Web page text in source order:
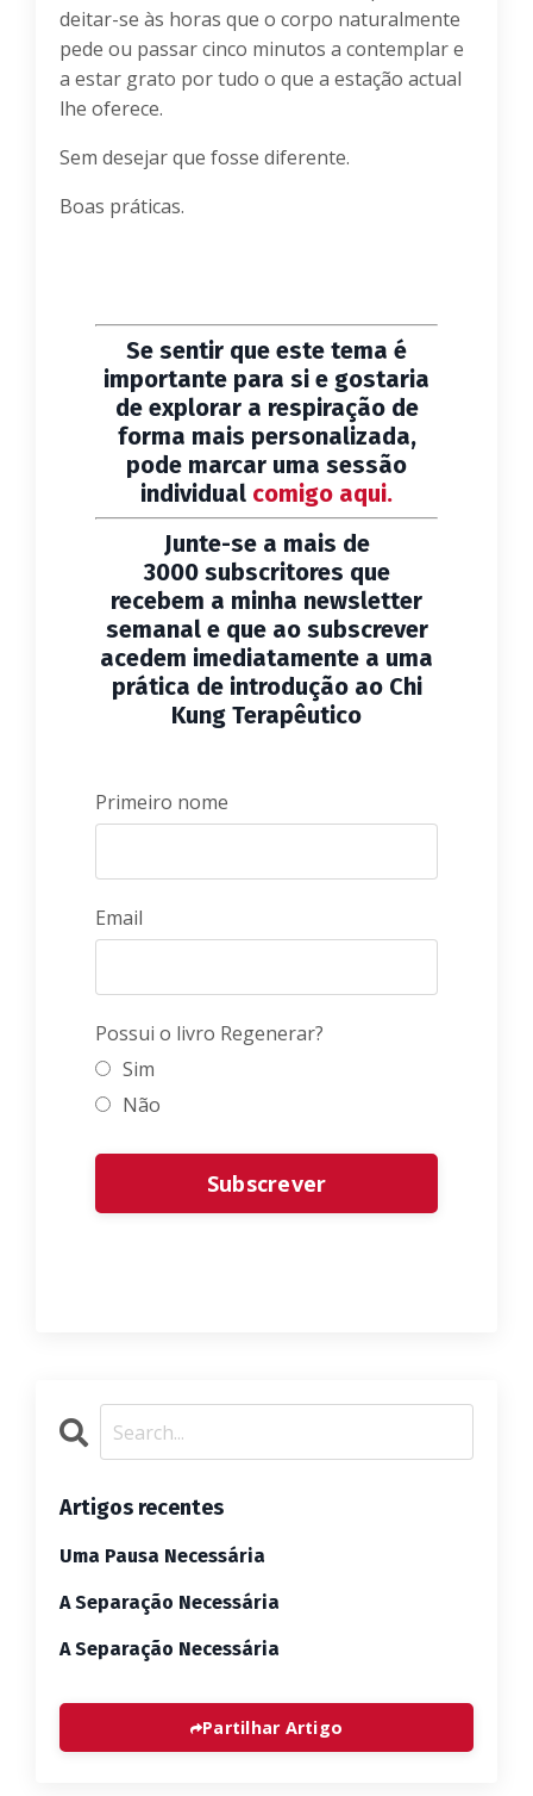
deitar-se às horas que o corpo naturalmente
pede ou passar cinco minutos a contemplar e
a estar grato por tudo o que a estação actual
lhe oferece.
Sem desejar que fosse diferente.
Boas práticas.
Se sentir que este tema é
importante para si e gostaria
de explorar a respiração de
forma mais personalizada,
pode marcar uma sessão
individual comigo aqui.
Junte-se a mais de
3000 subscritores que
recebem a minha newsletter
semanal e que ao subscrever
acedem imediatamente a uma
prática de introdução ao Chi
Kung Terapêutico
Primeiro nome
Email
Possui o livro Regenerar?
Sim
Não
Form
submission[]Subscrever
Artigos recentes
Uma Pausa Necessária
A Separação Necessária
A Separação Necessária
Partilhar Artigo